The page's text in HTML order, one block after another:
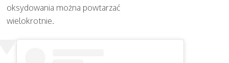
oksydowania można powtarzać
wielokrotnie.